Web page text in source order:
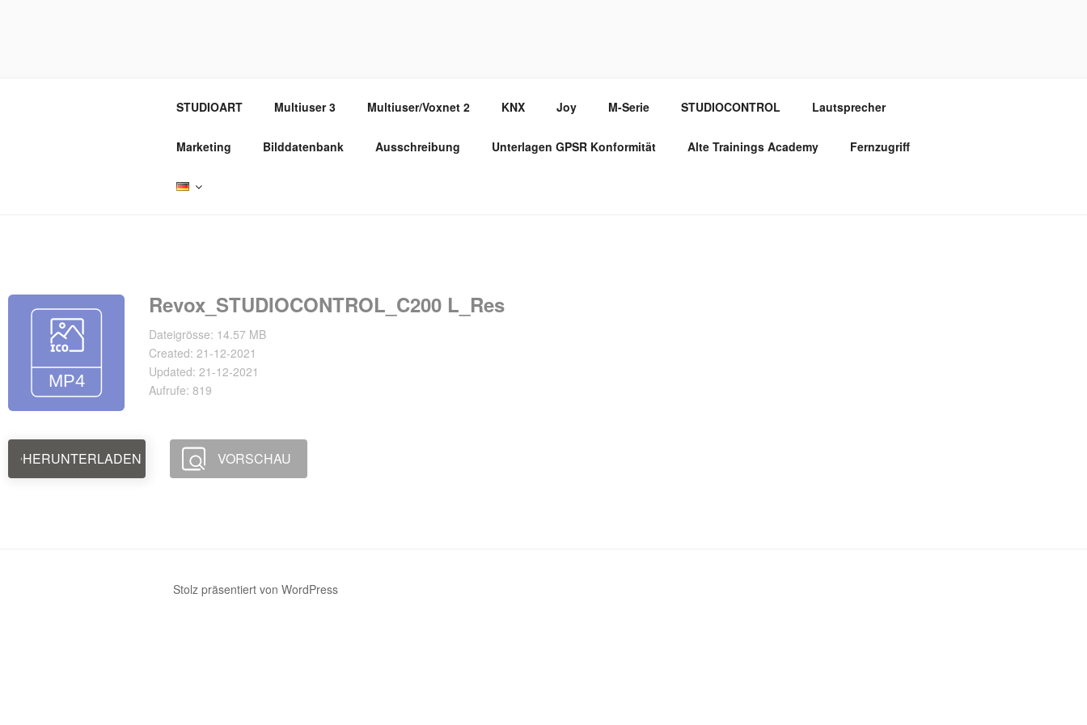
STUDIOART Multiuser 3 Multiuser/Voxnet 2 KNX Joy M-Serie STUDIOCONTROL Lautsprecher
Marketing Bilddatenbank Ausschreibung Unterlagen GPSR Konformität Alte Trainings Academy Fernzugriff
Revox_STUDIOCONTROL_C200 L_Res
Dateigrösse: 14.57 MB
Created: 21-12-2021
Updated: 21-12-2021
Aufrufe: 819
HERUNTERLADEN VORSCHAU
Stolz präsentiert von WordPress